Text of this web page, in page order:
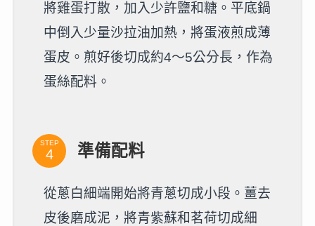
將雞蛋打散，加入少許鹽和糖。平底鍋
中倒入少量沙拉油加熱，將蛋液煎成薄
蛋皮。煎好後切成約4～5公分長，作為
蛋絲配料。
STEP 準備配料
從蔥白細端開始將青蔥切成小段。薑去
皮後磨成泥，將青紫蘇和茗荷切成細